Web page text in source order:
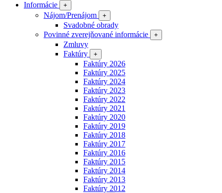
Informácie
+
Nájom/Prenájom +
Svadobné obrady
Povinné zverejňované informácie
+
Zmluvy
Faktúry
+
Faktúry 2026
Faktúry 2025
Faktúry 2024
Faktúry 2023
Faktúry 2022
Faktúry 2021
Faktúry 2020
Faktúry 2019
Faktúry 2018
Faktúry 2017
Faktúry 2016
Faktúry 2015
Faktúry 2014
Faktúry 2013
Faktúry 2012